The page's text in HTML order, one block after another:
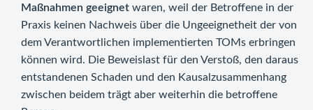
Maßnahmen geeignet waren, weil der Betroffene in der
Praxis keinen Nachweis über die Ungeeignetheit der von
dem Verantwortlichen implementierten TOMs erbringen
können wird. Die Beweislast für den Verstoß, den daraus
entstandenen Schaden und den Kausalzusammenhang
zwischen beidem trägt aber weiterhin die betroffene